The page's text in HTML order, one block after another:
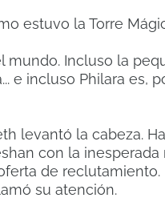
estuvo la Torre
mundo. Incluso la
e incluso Philara es,
levantó la cabeza.
con la
de reclutamiento.
su atención.